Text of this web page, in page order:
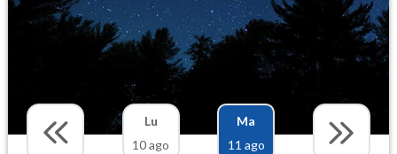
Lu
10 ago
Ma
11 ago